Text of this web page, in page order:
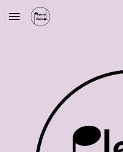
Skip to main content